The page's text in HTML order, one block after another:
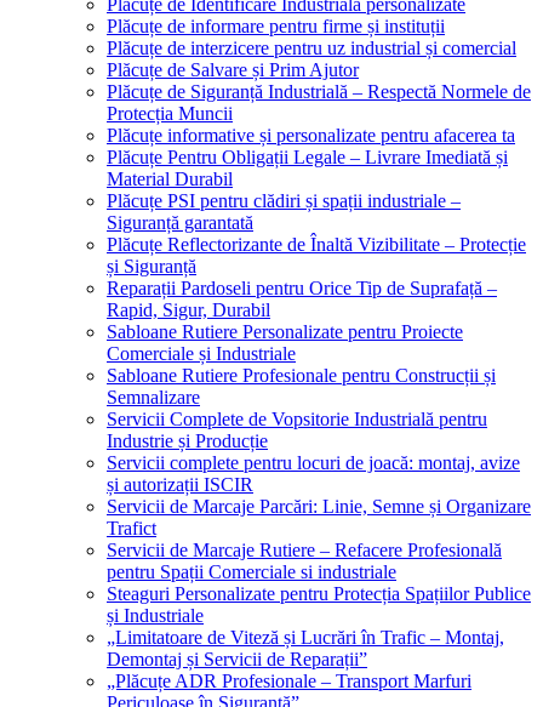
Plăcuțe de Identificare Industrială personalizate
Plăcuțe de informare pentru firme și instituții
Plăcuțe de interzicere pentru uz industrial și comercial
Plăcuțe de Salvare și Prim Ajutor
Plăcuțe de Siguranță Industrială – Respectă Normele de
Protecția Muncii
Plăcuțe informative și personalizate pentru afacerea ta
Plăcuțe Pentru Obligații Legale – Livrare Imediată și
Material Durabil
Plăcuțe PSI pentru clădiri și spații industriale –
Siguranță garantată
Plăcuțe Reflectorizante de Înaltă Vizibilitate – Protecție
și Siguranță
Reparații Pardoseli pentru Orice Tip de Suprafață –
Rapid, Sigur, Durabil
Sabloane Rutiere Personalizate pentru Proiecte
Comerciale și Industriale
Sabloane Rutiere Profesionale pentru Construcții și
Semnalizare
Servicii Complete de Vopsitorie Industrială pentru
Industrie și Producție
Servicii complete pentru locuri de joacă: montaj, avize
și autorizații ISCIR
Servicii de Marcaje Parcări: Linie, Semne și Organizare
Trafict
Servicii de Marcaje Rutiere – Refacere Profesională
pentru Spații Comerciale si industriale
Steaguri Personalizate pentru Protecția Spațiilor Publice
și Industriale
„Limitatoare de Viteză și Lucrări în Trafic – Montaj,
Demontaj și Servicii de Reparații”
„Plăcuțe ADR Profesionale – Transport Marfuri
Periculoase în Siguranță”